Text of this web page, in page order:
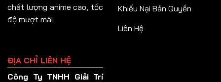
chất lượng anime cao, tốc
độ mượt mà!
Khiếu Nại Bản Quyền
Liên Hệ
ĐỊA CHỈ LIÊN HỆ
Công Ty TNHH Giải Trí